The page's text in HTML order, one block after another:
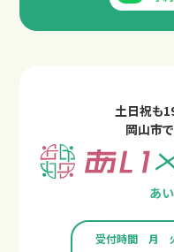
土日祝も
岡山市
あ
受付時間 月